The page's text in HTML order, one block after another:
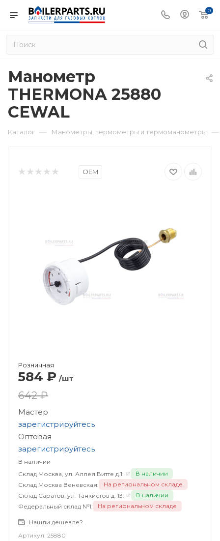
0
Манометр
THERMONA 25880
CEWAL
Каталог — Манометры, термометры и термоманометры —
OEM
Розничная
584 ₽ /шт
642 ₽
Мастер
зарегистрируйтесь
Оптовая
зарегистрируйтесь
В наличии
Склад Москва, ул. Аллея Витте д.1:
В наличии
Склад Москва Веневская:
На региональном складе
Склад Саратов, ул. Танкистов д. 13:
В наличии
Федеральный склад №1:
На региональном складе
Нашли дешевле?
Артикул: 25880